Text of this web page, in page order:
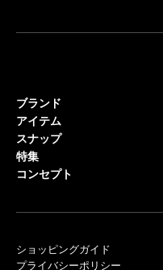
ブランド
アイテム
スナップ
特集
コンセプト
ショッピングガイド
プライバシーポリシー